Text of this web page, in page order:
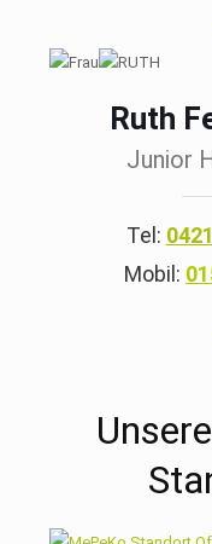
Ruth
Junior
Tel:
Mobil: